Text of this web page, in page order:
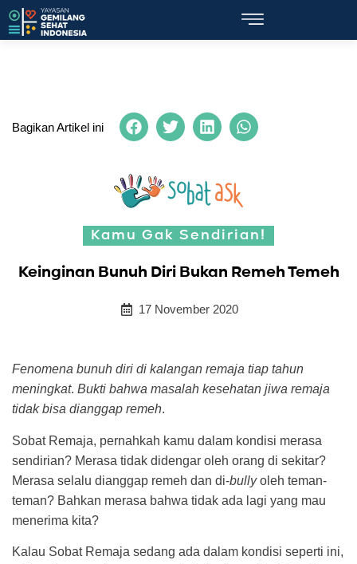
Bagikan Artikel ini
Kamu Gak Sendirian!
Keinginan Bunuh Diri Bukan Remeh Temeh
17 November 2020
Fenomena bunuh diri di kalangan remaja tiap tahun
meningkat. Bukti bahwa masalah kesehatan jiwa remaja
tidak bisa dianggap remeh.
Sobat Remaja, pernahkah kamu dalam kondisi merasa
sendirian? Merasa tidak didengar oleh orang di sekitar?
Merasa selalu dianggap remeh dan di-bullyoleh teman-
teman? Bahkan merasa bahwa tidak ada lagi yang mau
menerima kita?
Kalau Sobat Remaja sedang ada dalam kondisi seperti ini,